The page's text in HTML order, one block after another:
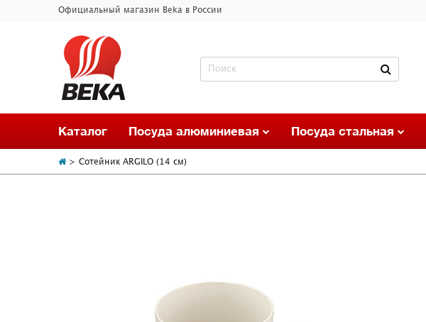
Официальный магазин Beka в России
Каталог Посуда алюминиевая Посуда стальная
Сотейник ARGILO (14 см)